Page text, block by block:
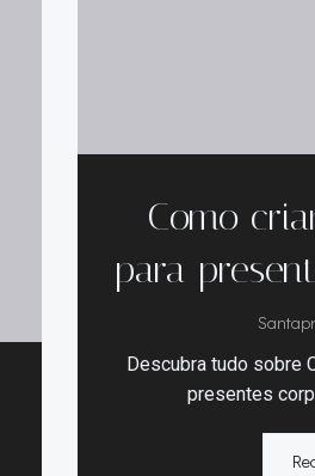
Como
para
Descubra tudo sobre
presentes